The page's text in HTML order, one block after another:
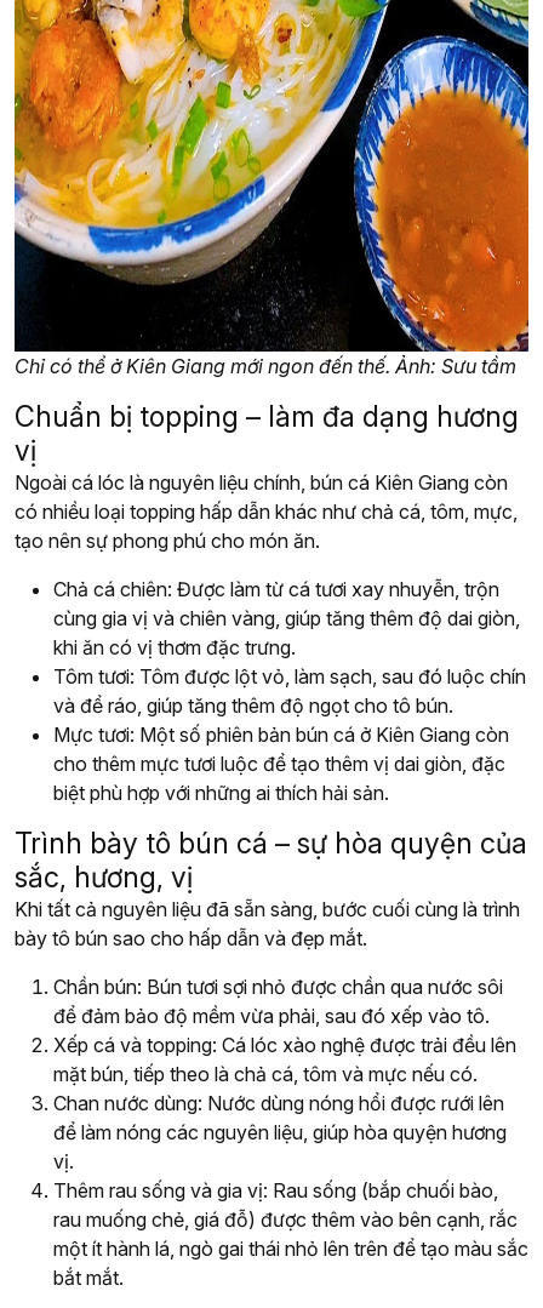
Chỉ có thể ở Kiên Giang mới ngon đến thế. Ảnh: Sưu tầm
Chuẩn bị topping – làm đa dạng hương
vị
Ngoài cá lóc là nguyên liệu chính, bún cá Kiên Giang còn
có nhiều loại topping hấp dẫn khác như chả cá, tôm, mực,
tạo nên sự phong phú cho món ăn.
Chả cá chiên: Được làm từ cá tươi xay nhuyễn, trộn
cùng gia vị và chiên vàng, giúp tăng thêm độ dai giòn,
khi ăn có vị thơm đặc trưng.
Tôm tươi: Tôm được lột vỏ, làm sạch, sau đó luộc chín
và để ráo, giúp tăng thêm độ ngọt cho tô bún.
Mực tươi: Một số phiên bản bún cá ở Kiên Giang còn
cho thêm mực tươi luộc để tạo thêm vị dai giòn, đặc
biệt phù hợp với những ai thích hải sản.
Trình bày tô bún cá – sự hòa quyện của
sắc, hương, vị
Khi tất cả nguyên liệu đã sẵn sàng, bước cuối cùng là trình
bày tô bún sao cho hấp dẫn và đẹp mắt.
Chần bún: Bún tươi sợi nhỏ được chần qua nước sôi
để đảm bảo độ mềm vừa phải, sau đó xếp vào tô.
Xếp cá và topping: Cá lóc xào nghệ được trải đều lên
mặt bún, tiếp theo là chả cá, tôm và mực nếu có.
Chan nước dùng: Nước dùng nóng hổi được rưới lên
để làm nóng các nguyên liệu, giúp hòa quyện hương
vị.
Thêm rau sống và gia vị: Rau sống (bắp chuối bào,
rau muống chẻ, giá đỗ) được thêm vào bên cạnh, rắc
một ít hành lá, ngò gai thái nhỏ lên trên để tạo màu sắc
bắt mắt.